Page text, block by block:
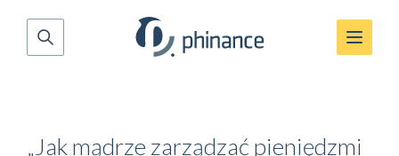
„Jak mądrze zarządzać pieniędzmi